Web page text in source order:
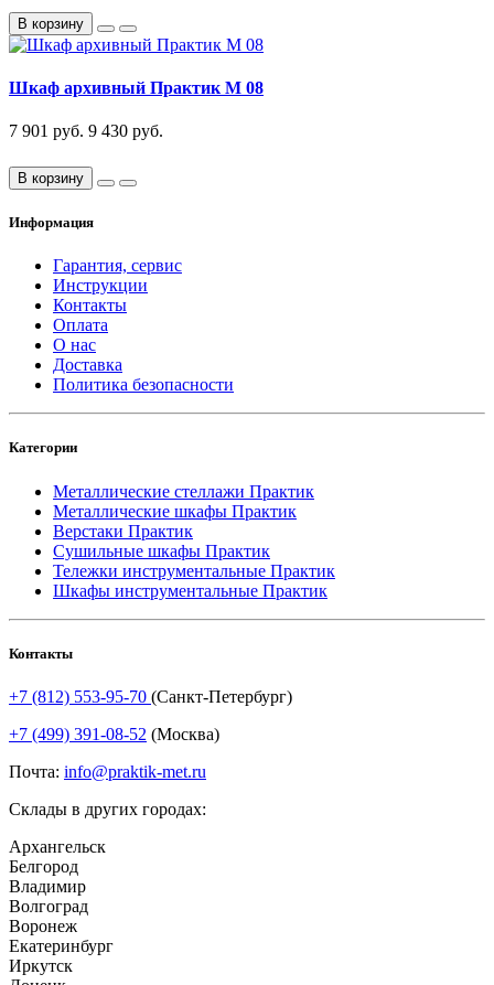
В корзину
Шкаф архивный Практик М 08
7 901 руб. 9 430 руб.
В корзину
Информация
Гарантия, сервис
Инструкции
Контакты
Оплата
О нас
Доставка
Политика безопасности
Категории
Металлические стеллажи Практик
Металлические шкафы Практик
Верстаки Практик
Сушильные шкафы Практик
Тележки инструментальные Практик
Шкафы инструментальные Практик
Контакты
+7 (812) 553-95-70 (Санкт-Петербург)
+7 (499) 391-08-52 (Москва)
Почта: info@praktik-met.ru
Склады в других городах:
Архангельск
Белгород
Владимир
Волгоград
Воронеж
Екатеринбург
Иркутск